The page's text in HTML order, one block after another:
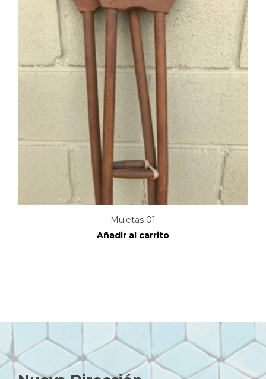
Muletas 01
Añadir al carrito